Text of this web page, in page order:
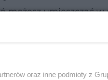
możesz umieszczać
szpinak, sałatę,
oraz inne podmioty z